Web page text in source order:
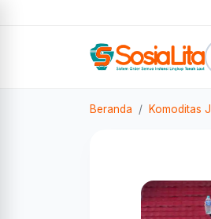
Beranda Komoditas